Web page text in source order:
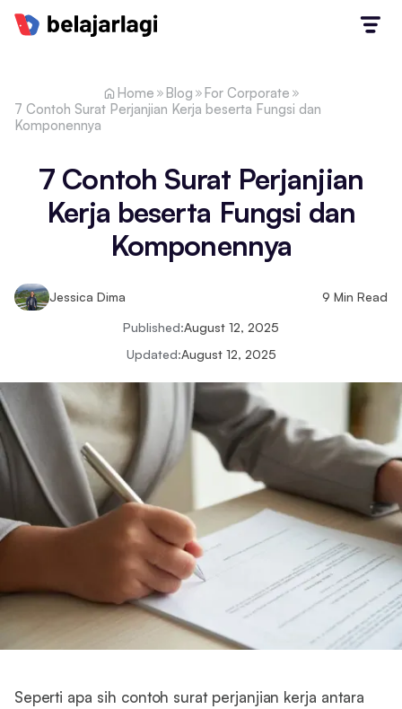
Home Blog
For Corporate
7 Contoh Surat Perjanjian Kerja beserta Fungsi dan
Komponennya
7 Contoh Surat Perjanjian
Kerja beserta Fungsi dan
Komponennya
Jessica Dima 9 Min Read
Published:August 12, 2025
Updated:August 12, 2025
Seperti apa sih contoh surat perjanjian kerja antara